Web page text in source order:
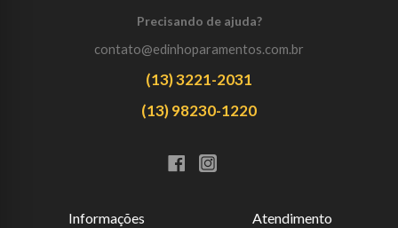
Precisando de ajuda?
contato@edinhoparamentos.com.br
(13) 3221-2031
(13) 98230-1220
Informações Atendimento